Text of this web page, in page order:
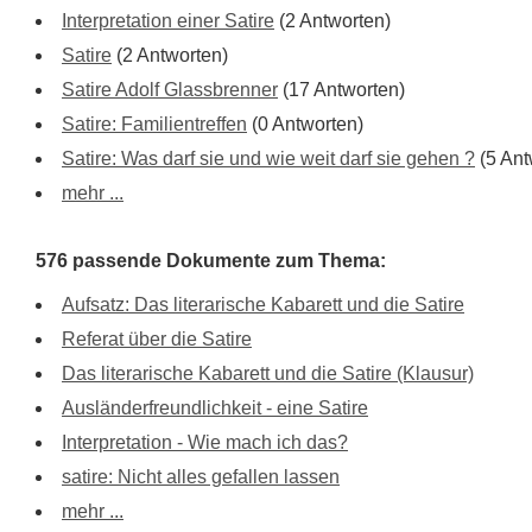
Interpretation einer Satire (2 Antworten)
Satire (2 Antworten)
Satire Adolf Glassbrenner (17 Antworten)
Satire: Familientreffen (0 Antworten)
Satire: Was darf sie und wie weit darf sie gehen ? (5
mehr ...
576 passende Dokumente zum Thema:
Aufsatz: Das literarische Kabarett und die Satire
Referat über die Satire
Das literarische Kabarett und die Satire (Klausur)
Ausländerfreundlichkeit - eine Satire
Interpretation - Wie mach ich das?
satire: Nicht alles gefallen lassen
mehr ...